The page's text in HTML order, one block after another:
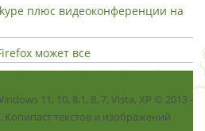
плюс видеоконференции на
может все
11, 10, 8.1, 8, 7, Vista, ХР © 2013 -
Копипаст текстов и изображений